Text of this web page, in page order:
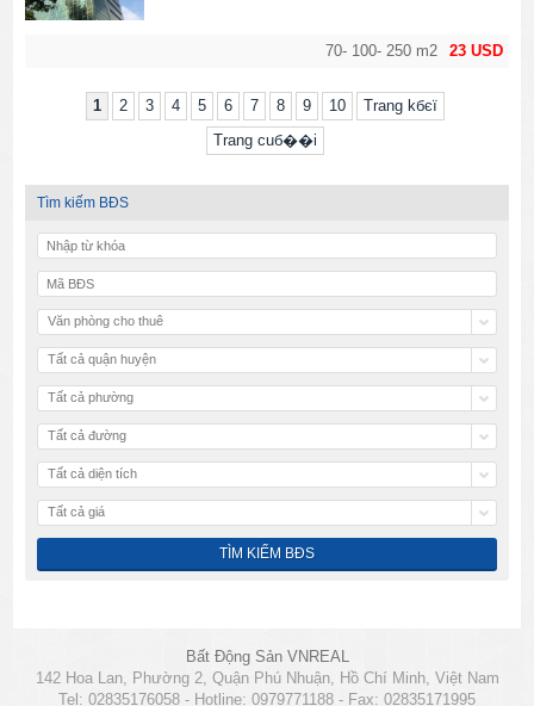
23 USD
70- 100- 250 m2
1 2 3 4 5 6 7 8 9 10
Trang kбєї
Trang cuб��i
Tìm kiếm BĐS
Văn phòng cho thuê
Tất cả quận huyện
Tất cả phường
Tất cả đường
Tất cả diện tích
Tất cả giá
Bất Động Sản VNREAL
142 Hoa Lan, Phường 2, Quận Phú Nhuận, Hồ Chí Minh, Việt Nam
Tel: 02835176058 - Hotline: 0979771188 - Fax: 02835171995